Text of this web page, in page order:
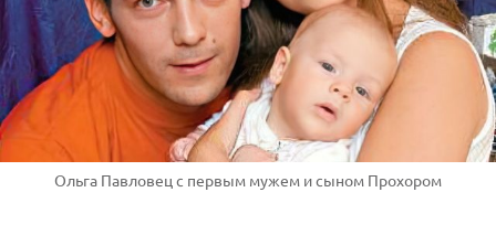
Ольга Павловец с первым мужем и сыном Прохором